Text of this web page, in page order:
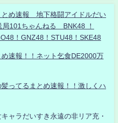
め速報 地下格闘アイドルだい
101ちゃんねる BNK48 ！
！GNZ48！STU48！SKE48
速報！！ネット乞食DE2000万
ってるまとめ速報！！激しくハ
ャラだいすき永遠の非リア充・